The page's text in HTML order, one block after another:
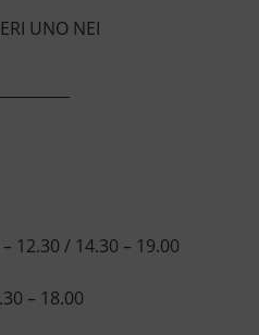
UNO NEI
12.30 / 14.30 – 19.00
– 18.00